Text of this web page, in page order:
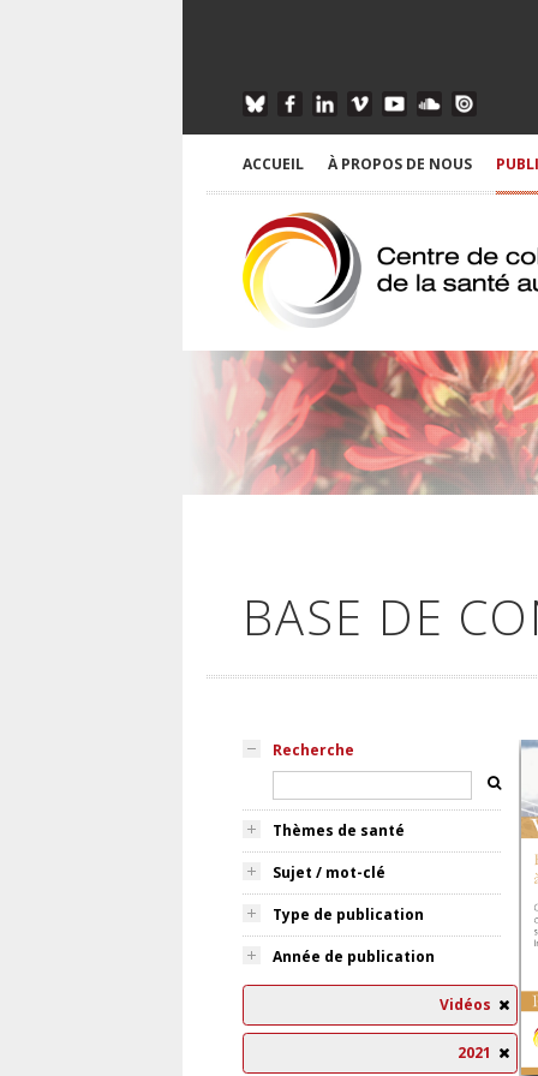
ACCUEIL À PROPOS DE NOUS
BASE DE
Recherche
Thèmes de santé
Sujet / mot-clé
Type de publication
Année de publication
Vidéos
2021